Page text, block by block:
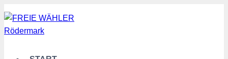
Zum
Inhalt
springen